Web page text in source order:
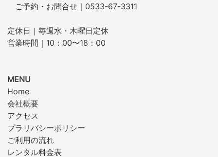
ご予約・お問合せ｜0533-67-3311
定休日｜毎週水・木曜日定休
営業時間｜10：00〜18：00
MENU
Home
会社概要
アクセス
プラリバシーポリシー
ご利用の流れ
レンタル料金表